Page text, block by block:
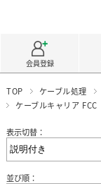
会員登録
TOP ケーブル処理
ケーブルキャリア FCC
表示切替：
並び順：